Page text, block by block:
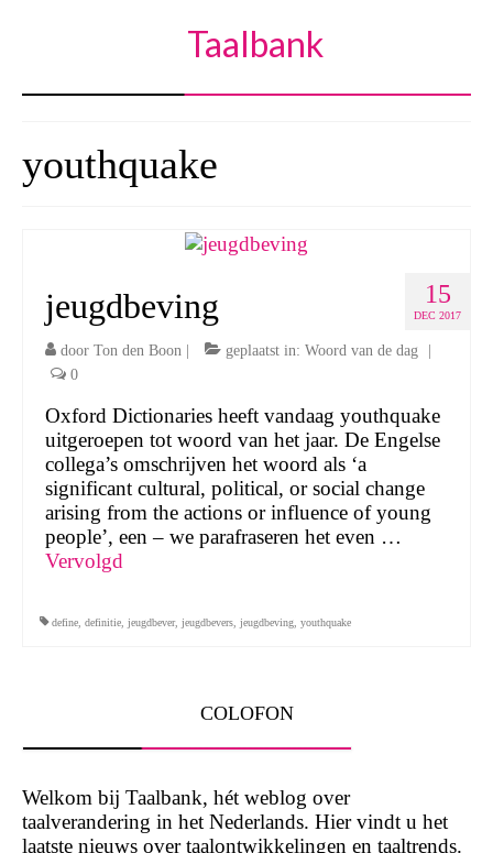
Taalbank
youthquake
15
DEC 2017
jeugdbeving
door Ton den Boon | geplaatst in: Woord van de dag
|
0
Oxford Dictionaries heeft vandaag youthquake
uitgeroepen tot woord van het jaar. De Engelse
collega’s omschrijven het woord als ‘a
significant cultural, political, or social change
arising from the actions or influence of young
people’, een – we parafraseren het even …
Vervolgd
define definitie jeugdbever, jeugdbevers jeugdbeving youthquake
COLOFON
Welkom bij Taalbank, hét weblog over
taalverandering in het Nederlands. Hier vindt u het
laatste nieuws over taalontwikkelingen en taaltrends.